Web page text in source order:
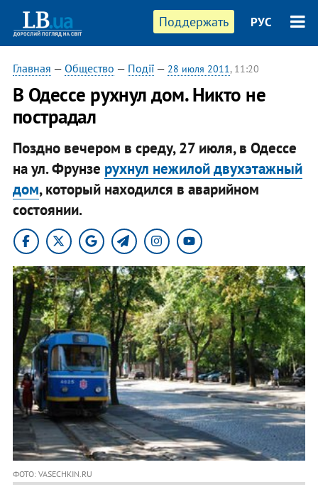
Поддержать РУС
Главная — Общество — Події— 28 июля 2011, 11:20
В Одессе рухнул дом. Никто не
пострадал
Поздно вечером в среду, 27 июля, в Одессе
на ул. Фрунзе рухнул нежилой двухэтажный
дом, который находился в аварийном
состоянии.
ФОТО: VASECHKIN.RU